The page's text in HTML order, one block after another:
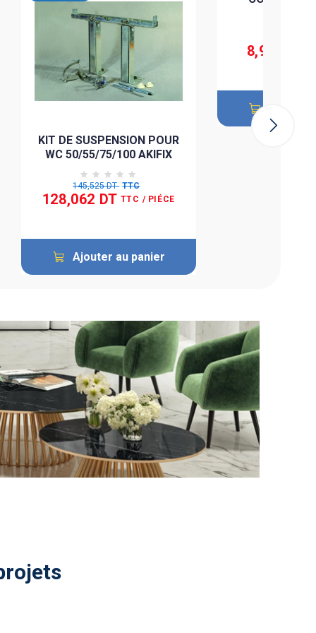
KIT DE SUSPENSION POUR
WC 50/55/75/100 AKIFIX
145,525 DT TTC
128,062 DT TTC / PIÉCE
Ajouter au panier
8,911 DT